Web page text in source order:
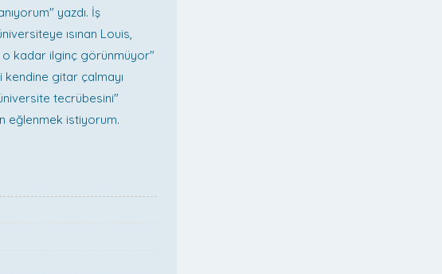
yazdı. İş
ısınan Louis,
o kadar ilginç görünmüyor"
kendine gitar çalmayı
tecrübesini"
eğlenmek istiyorum.